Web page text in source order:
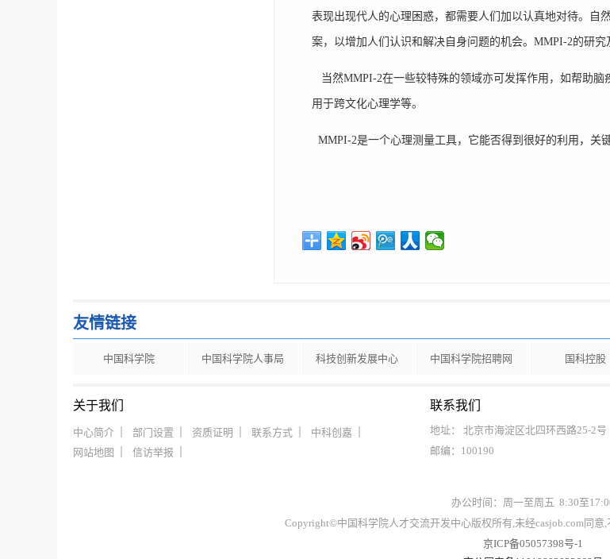
表现出现代人的心理困惑，都需要人们加以认真地对待。自
案，以增加人们认识和解决自身问题的机会。MMPI-2的研究
当然MMPI-2在一些较特殊的领域亦可发挥作用，如帮助
用于跨文化心理学等。
MMPI-2是一个心理测量工具，它能否得到很好的利用，关
友情链接
中国科学院 中国科学院人事局 科技创新发展中心 中国科学院招聘网 国科控股
关于我们
中心简介 部门设置 资质证明 联系方式
中科创嘉
网站地图
信访举报
联系我们
地址： 北京市海淀区北四环西路25-2号
邮编：100190
办公时间：周一至周五 8:30至
Copyright©中国科学院人才交流开发中心版权所有,未经casjob.com同
京ICP备05057398号-1